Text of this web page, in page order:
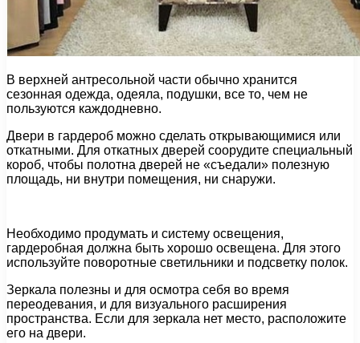
В верхней антресольной части обычно хранится
сезонная одежда, одеяла, подушки, все то, чем не
пользуются каждодневно.
Двери в гардероб можно сделать открывающимися или
откатными. Для откатных дверей соорудите специальный
короб, чтобы полотна дверей не «съедали» полезную
площадь, ни внутри помещения, ни снаружи.
Необходимо продумать и систему освещения,
гардеробная должна быть хорошо освещена. Для этого
используйте поворотные светильники и подсветку полок.
Зеркала полезны и для осмотра себя во время
переодевания, и для визуального расширения
пространства. Если для зеркала нет место, расположите
его на двери.